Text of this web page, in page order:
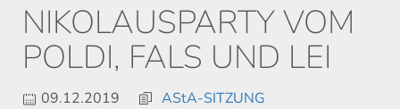
NIKOLAUSPARTY VOM
POLDI, FALS UND LEI
09.12.2019 AStA-SITZUNG